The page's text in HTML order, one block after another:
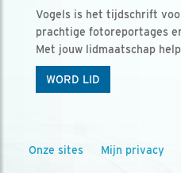
Vogels is het tijdschrift
prachtige fotoreportages
Met jouw lidmaatschap
WORD LID
Onze sites Mijn privacy